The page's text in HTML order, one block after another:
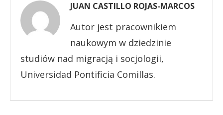
JUAN CASTILLO ROJAS-MARCOS
Autor jest pracownikiem
naukowym w dziedzinie
studiów nad migracją i socjologii,
Universidad Pontificia Comillas.